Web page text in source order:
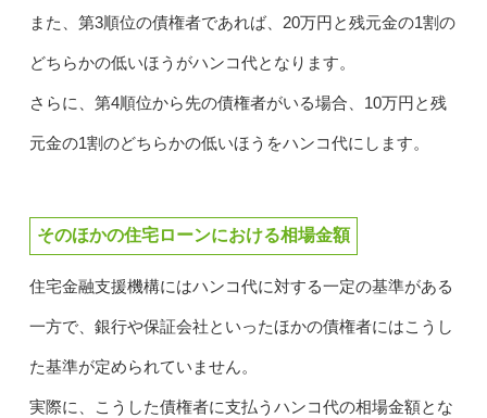
また、第3順位の債権者であれば、20万円と残元金の1割の
どちらかの低いほうがハンコ代となります。
さらに、第4順位から先の債権者がいる場合、10万円と残
元金の1割のどちらかの低いほうをハンコ代にします。
そのほかの住宅ローンにおける相場金額
住宅金融支援機構にはハンコ代に対する一定の基準がある
一方で、銀行や保証会社といったほかの債権者にはこうし
た基準が定められていません。
実際に、こうした債権者に支払うハンコ代の相場金額とな